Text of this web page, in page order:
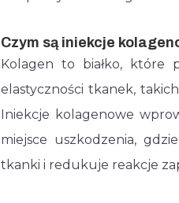
Czym są iniekcje
Kolagen to białko, które
elastyczności tkanek,
Iniekcje kolagenowe
miejsce uszkodzenia,
tkanki i redukuje reakcje